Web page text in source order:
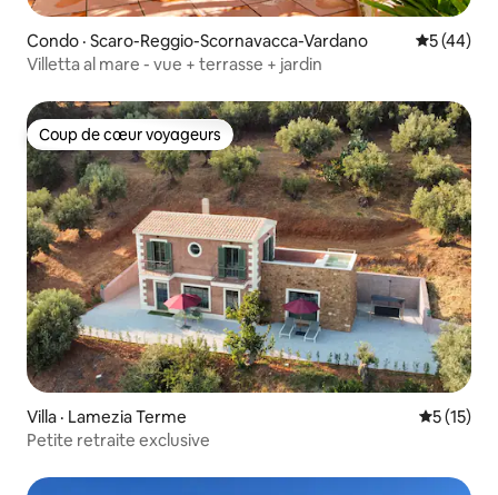
Condo · Scaro-Reggio-Scornavacca-Vardano Note
5 (44)
Villetta al mare - vue + terrasse + jardin
Coup de cœur voyageurs
Coup de cœur voyageurs
Villa · Lamezia Terme Note
5 (15)
Petite retraite exclusive